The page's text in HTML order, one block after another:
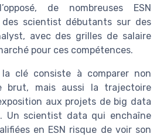
de nombreuses ESN
scientist débutants sur des
avec des grilles de salaire
pour ces compétences.
clé consiste à comparer non
brut, mais aussi la trajectoire
aux projets de big data
Un scientist data qui enchaîne
en ESN risque de voir son